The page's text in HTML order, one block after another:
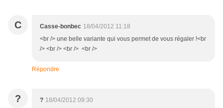
C Casse-bonbec 18/04/2012 11:18
<br /> une belle variante qui vous permet de vous régaler !<br
/> <br /> <br /> <br />
Répondre
? ? 18/04/2012 09:30